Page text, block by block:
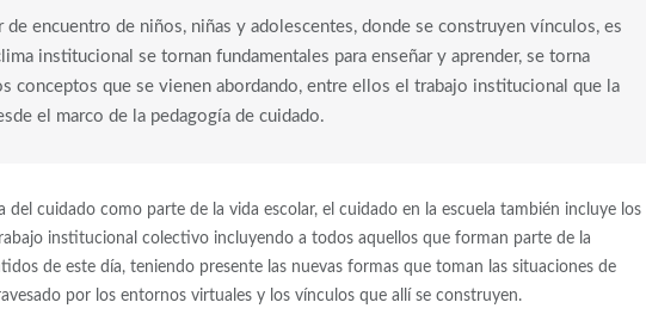
de encuentro de niños, niñas y adolescentes, donde se construyen vínculos, es
institucional se tornan fundamentales para enseñar y aprender, se torna
conceptos que se vienen abordando, entre ellos el trabajo institucional que la
el marco de la pedagogía de cuidado.
del cuidado como parte de la vida escolar, el cuidado en la escuela también incluye los
institucional colectivo incluyendo a todos aquellos que forman parte de la
de este día, teniendo presente las nuevas formas que toman las situaciones de
por los entornos virtuales y los vínculos que allí se construyen.